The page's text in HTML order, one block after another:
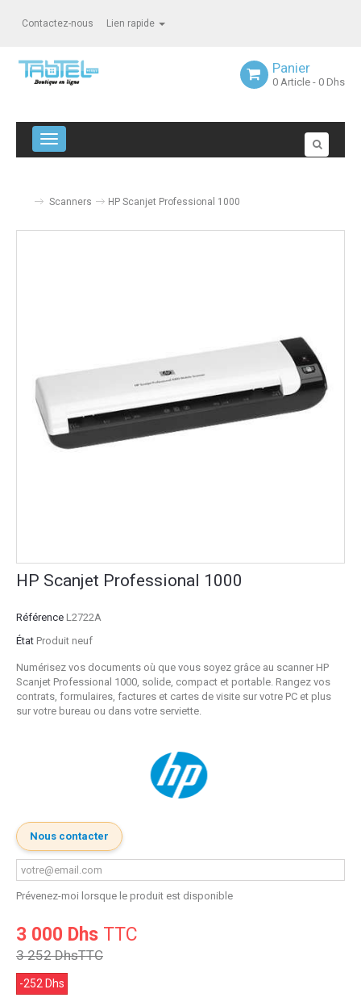
Contactez-nous Lien rapide
Panier
0 Article - 0 Dhs
Navigation bascule
Scanners HP Scanjet Professional 1000
HP Scanjet Professional 1000
Référence L2722A
État Produit neuf
Numérisez vos documents où que vous soyez grâce au scanner HP
Scanjet Professional 1000, solide, compact et portable. Rangez vos
contrats, formulaires, factures et cartes de visite sur votre PC et plus
sur votre bureau ou dans votre serviette.
Nous contacter
Prévenez-moi lorsque le produit est disponible
3 000 Dhs TTC
3 252 DhsTTC
-252 Dhs